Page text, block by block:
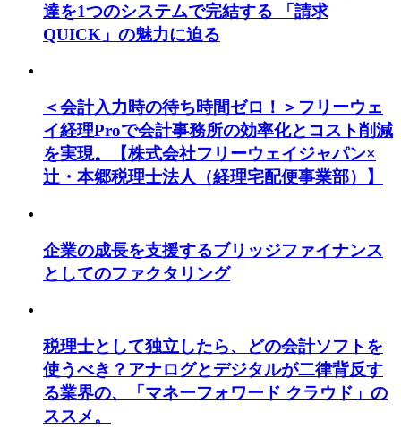
達を1つのシステムで完結する 「請求
QUICK」の魅力に迫る
＜会計入力時の待ち時間ゼロ！＞フリーウェ
イ経理Proで会計事務所の効率化とコスト削減
を実現。【株式会社フリーウェイジャパン×
辻・本郷税理士法人（経理宅配便事業部）】
企業の成長を支援するブリッジファイナンス
としてのファクタリング
税理士として独立したら、どの会計ソフトを
使うべき？アナログとデジタルが二律背反す
る業界の、「マネーフォワード クラウド」の
ススメ。